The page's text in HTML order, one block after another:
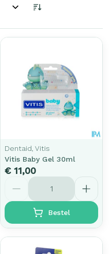
Dentaid, Vitis
Vitis Baby Gel 30ml
€ 11,00
Aantal
Bestel